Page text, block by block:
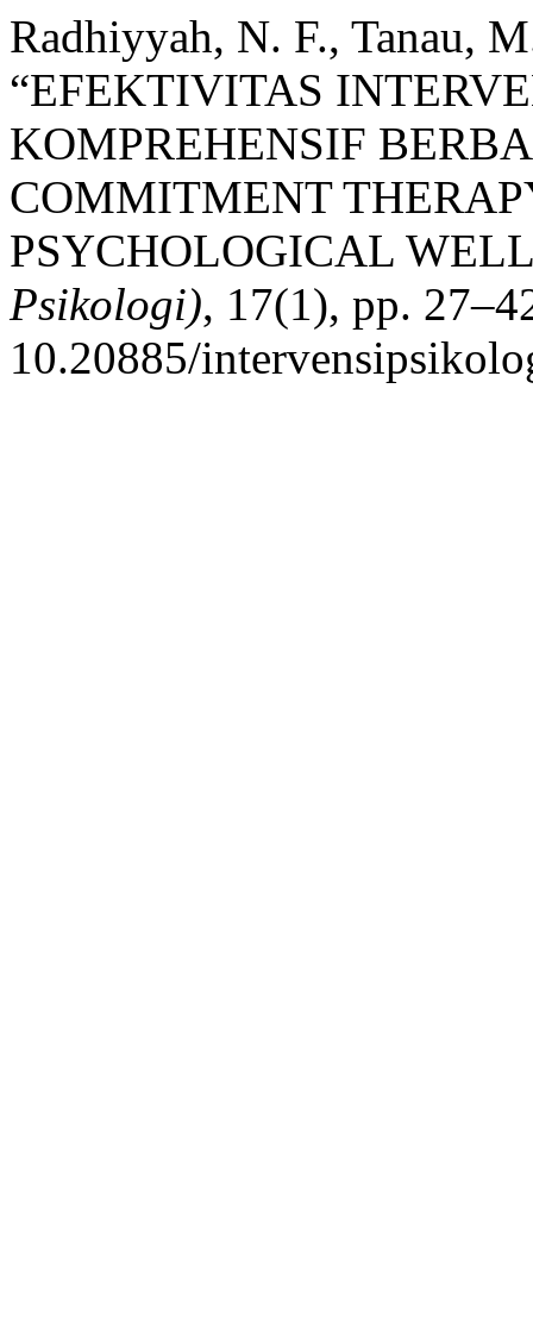
Radhiyyah, N. F., Tanau,
“EFEKTIVITAS
KOMPREHENSIF
COMMITMENT
PSYCHOLOGICAL
Psikologi), 17(1), pp.
10.20885/